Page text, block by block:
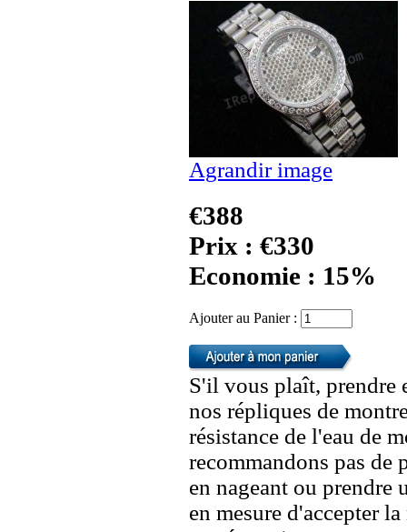
Agrandir image
€388
Prix : €330
Economie : 15%
Ajouter au Panier :
S'il vous plaît, prendre
nos répliques de
résistance de l'eau de
recommandons pas de
en nageant ou prendre
en mesure d'accepter